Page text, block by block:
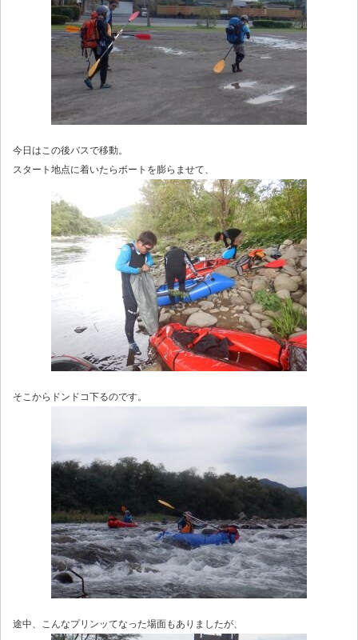
今日はこの後バスで移動。
スタート地点に着いたらボートを膨らませて、
そこからドンドコ下るのです。
途中、こんなプリンッてなった場面もありましたが、